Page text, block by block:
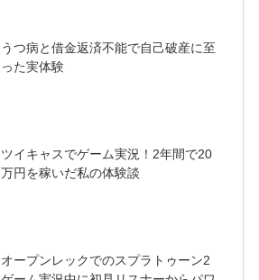
うつ病と借金返済不能で自己破産に至
った実体験
ツイキャスでゲーム実況！2年間で20
万円を稼いだ私の体験談
オープンレックでのスプラトゥーン2